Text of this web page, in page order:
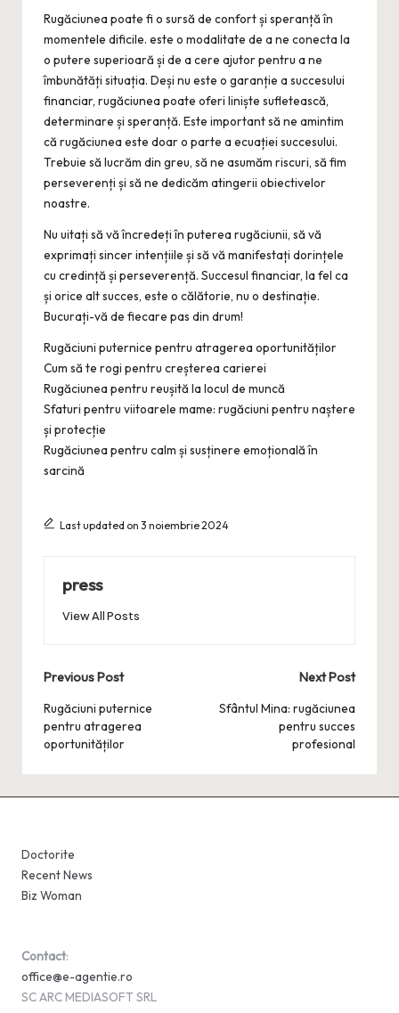
Rugăciunea poate fi o sursă de confort și speranță în
momentele dificile. este o modalitate de a ne conecta la
o putere superioară și de a cere ajutor pentru a ne
îmbunătăți situația. Deși nu este o garanție a succesului
financiar, rugăciunea poate oferi liniște sufletească,
determinare și speranță. Este important să ne amintim
că rugăciunea este doar o parte a ecuației succesului.
Trebuie să lucrăm din greu, să ne asumăm riscuri, să fim
perseverenți și să ne dedicăm atingerii obiectivelor
noastre.
Nu uitați să vă încredeți în puterea rugăciunii, să vă
exprimați sincer intențiile și să vă manifestați dorințele
cu credință și perseverență. Succesul financiar, la fel ca
și orice alt succes, este o călătorie, nu o destinație.
Bucurați-vă de fiecare pas din drum!
Rugăciuni puternice pentru atragerea oportunităților
Cum să te rogi pentru creșterea carierei
Rugăciunea pentru reușită la locul de muncă
Sfaturi pentru viitoarele mame: rugăciuni pentru naștere
și protecție
Rugăciunea pentru calm și susținere emoțională în
sarcină
Last updated on 3 noiembrie 2024
press
View All Posts
Post
navigation
Previous Post
Rugăciuni puternice
pentru atragerea
oportunităților
Next Post
Sfântul Mina: rugăciunea
pentru succes
profesional
Doctorite
Recent News
Biz Woman
Contact:
office@e-agentie.ro
SC ARC MEDIASOFT SRL